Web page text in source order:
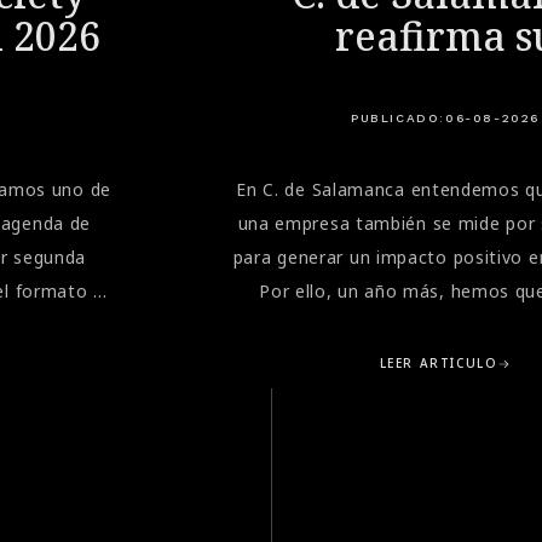
uno de
de
segunda
formato de
donde
reafirma
la Gala de la
PUBLICADO: 06-08-2026
En C. de Salamanca entendemos
una empresa también se mide por
para generar un impacto positivo
Por ello, un año más, hemos
importantes del verano en la Costa
Gala Benéfica de la Asociación
LEER ARTÍCULO